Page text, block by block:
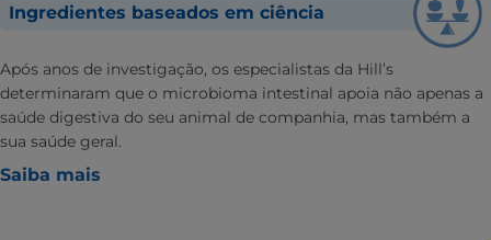
Ingredientes baseados em ciência
Após anos de investigação, os especialistas da Hill’s
determinaram que o microbioma intestinal apoia não apenas a
saúde digestiva do seu animal de companhia, mas também a
sua saúde geral.
Saiba mais